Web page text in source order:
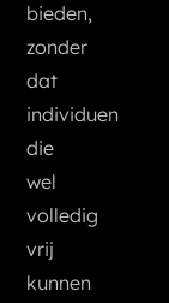
bieden,
zonder
dat
individuen
die
wel
volledig
vrij
kunnen